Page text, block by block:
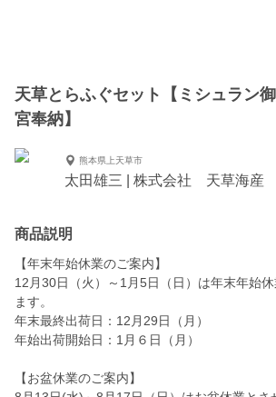
天草とらふぐセット【ミシュラン
宮奉納】
熊本県上天草市
太田雄三 | 株式会社 天草海産
商品説明
【年末年始休業のご案内】
12月30日（火）～1月5日（日）は年末年始
ます。
年末最終出荷日：12月29日（月）
年始出荷開始日：1月６日（月）
【お盆休業のご案内】